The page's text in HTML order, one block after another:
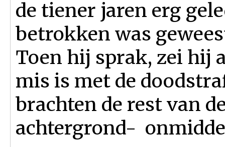
de tiener jaren erg
betrokken was
Toen hij sprak, zei hij
mis is met de
brachten de rest van
achtergrond-